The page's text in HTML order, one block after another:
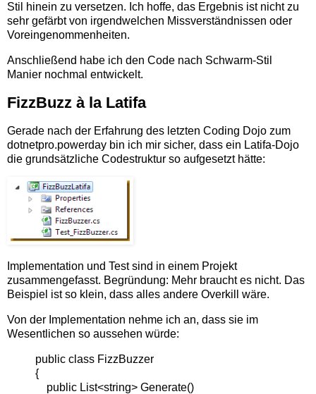
Stil hinein zu versetzen. Ich hoffe, das Ergebnis ist nicht zu
sehr gefärbt von irgendwelchen Missverständnissen oder
Voreingenommenheiten.
Anschließend habe ich den Code nach Schwarm-Stil
Manier nochmal entwickelt.
FizzBuzz à la Latifa
Gerade nach der Erfahrung des letzten Coding Dojo zum
dotnetpro.powerday bin ich mir sicher, dass ein Latifa-Dojo
die grundsätzliche Codestruktur so aufgesetzt hätte:
Implementation und Test sind in einem Projekt
zusammengefasst. Begründung: Mehr braucht es nicht. Das
Beispiel ist so klein, dass alles andere Overkill wäre.
Von der Implementation nehme ich an, dass sie im
Wesentlichen so aussehen würde:
public class FizzBuzzer
{
public List<string> Generate()